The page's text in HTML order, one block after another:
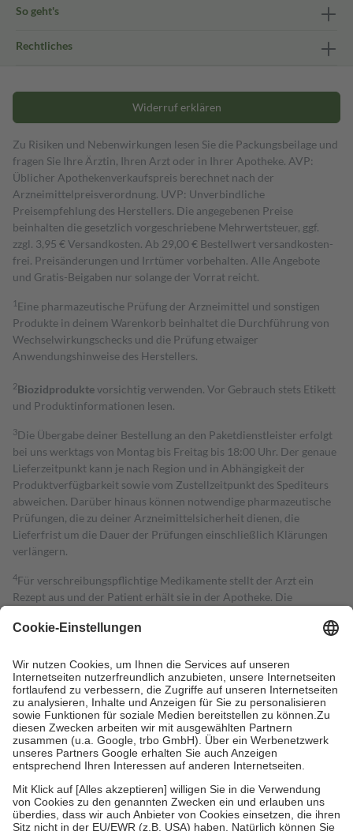
So geht's
Rechtliches
Widerruf erklären
Zu Risiken und Nebenwirkungen lesen Sie die Packungsbeilage und
fragen Sie Ihre Ärztin, Ihren Arzt oder in Ihrer Apotheke. AVP:
Üblicher Apothekenverkaufspreis berechnet nach der
Arzneimittelpreisverordnung. UVP: Unverbindliche
Preisempfehlung des Herstellers. Die angegebenen Preise
beinhalten die gesetzlich vorgeschriebene Mehrwertsteuer, ggf.
zzgl. 3,95 € Versandkosten. Ab 29,00 € Bestell­wert versand­kosten­
frei. Preisänderungen und Irrtümer vorbehalten. Alle Angebote
und Gratis-Beigaben nur solange der Vorrat reicht.
1 Eine pharmazeutische Prüfung der Arzneimittel und sonstigen
Produkte in deinem Warenkorb beinhaltet die Durchführung von
Wechselwirkungschecks und die Prüfung etwaiger
Anwendungshinweise des Herstellers.
2Biozidproduktevorsichtig verwenden. Vor Gebrauch stets Etikett
und Produktinformationen lesen.
3Die Übergabe deiner Bestellung an den Paketdienstleister erfolgt
bei uns werktags von Montag bis Freitag bis 18:00 Uhr. Der genaue
Lieferzeitpunkt kann je nach Region und in Abhängigkeit der
Produktverfügbarkeit sowie vom Zustellzeitpunkt des Spediteurs
abweichen. Darüber hinaus können notwendige pharmazeutische
Prüfungen, die zu deiner Arzneimittelsicherheit dienen, die
Lieferfrist um die Dauer der Prüfungen einschließlich Klärungen
verlängern.
4Für verschreibungspflichtige Medikamente stellt der Arzt ein
Rezept aus und der Patient erhält sie in der Apotheke. Die
Kosten dafür, der Versicherte trägt einen Teil davon als Zuzahlung
Grundsätzlich leisten Mitglieder Zuzahlungen in Höhe von zehn
Prozent des Abgabepreises,mindestensjedochfünf Euround
höchstens zehn Euro.Es sind jedoch nie mehr als die tatsächlichen
Kosten der Leistung zu entrichten.
Diese Regeln gelten grundsätzlich auch für Online-Apotheken.
Bei Heilmitteln und häuslicher Krankenpflege beträgt die
Zuzahlung zehn Prozent der Kosten sowie zehn Euro je
Um das Engagement der Versicherten für ihre eigene Gesundheit zu
stärken und die besondere Stellung der Familie zu unterstützen,